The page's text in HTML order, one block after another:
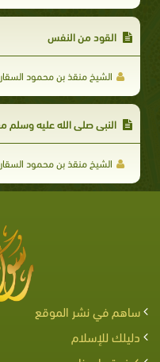
القود من النفس
الشيخ منقذ بن محمود السقار
النبي صلى الله عليه وسلم
الشيخ منقذ بن محمود السقار
ساهم في نشر الموقع
دليلك للإسلام